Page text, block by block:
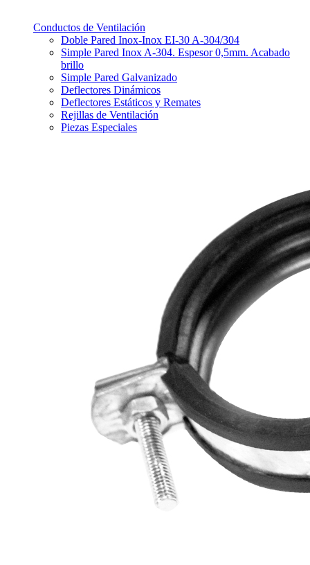
Conductos de Ventilación
Doble Pared Inox-Inox EI-30 A-304/304
Simple Pared Inox A-304. Espesor 0,5mm. Acabado
brillo
Simple Pared Galvanizado
Deflectores Dinámicos
Deflectores Estáticos y Remates
Rejillas de Ventilación
Piezas Especiales